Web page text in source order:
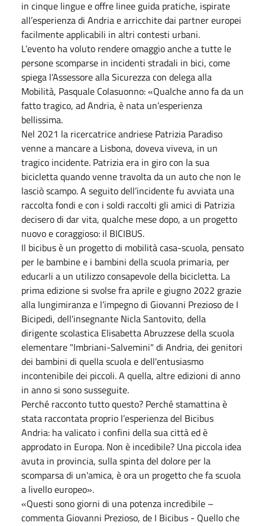
in cinque lingue e offre linee guida pratiche, ispirate
all’esperienza di Andria e arricchite dai partner europei
facilmente applicabili in altri contesti urbani.
L’evento ha voluto rendere omaggio anche a tutte le
persone scomparse in incidenti stradali in bici, come
spiega l’Assessore alla Sicurezza con delega alla
Mobilità, Pasquale Colasuonno: «Qualche anno fa da un
fatto tragico, ad Andria, è nata un’esperienza
bellissima.
Nel 2021 la ricercatrice andriese Patrizia Paradiso
venne a mancare a Lisbona, doveva viveva, in un
tragico incidente. Patrizia era in giro con la sua
bicicletta quando venne travolta da un auto che non le
lasciò scampo. A seguito dell’incidente fu avviata una
raccolta fondi e con i soldi raccolti gli amici di Patrizia
decisero di dar vita, qualche mese dopo, a un progetto
nuovo e coraggioso: il BICIBUS.
Il bicibus è un progetto di mobilità casa-scuola, pensato
per le bambine e i bambini della scuola primaria, per
educarli a un utilizzo consapevole della bicicletta. La
prima edizione si svolse fra aprile e giugno 2022 grazie
alla lungimiranza e l’impegno di Giovanni Prezioso de I
Bicipedi, dell'insegnante Nicla Santovito, della
dirigente scolastica Elisabetta Abruzzese della scuola
elementare "Imbriani-Salvemini" di Andria, dei genitori
dei bambini di quella scuola e dell'entusiasmo
incontenibile dei piccoli. A quella, altre edizioni di anno
in anno si sono susseguite.
Perché racconto tutto questo? Perché stamattina è
stata raccontata proprio l’esperienza del Bicibus
Andria: ha valicato i confini della sua città ed è
approdato in Europa. Non è incedibile? Una piccola idea
avuta in provincia, sulla spinta del dolore per la
scomparsa di un'amica, è ora un progetto che fa scuola
a livello europeo».
«Questi sono giorni di una potenza incredibile –
commenta Giovanni Prezioso, de I Bicibus - Quello che